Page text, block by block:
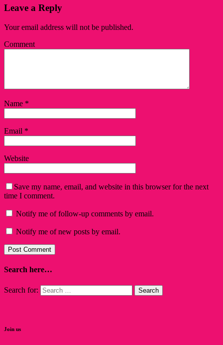
Leave a Reply
Your email address will not be published.
Comment
Name *
Email *
Website
Save my name, email, and website in this browser for the next
time I comment.
Notify me of follow-up comments by email.
Notify me of new posts by email.
Search here…
Search for:
Join us